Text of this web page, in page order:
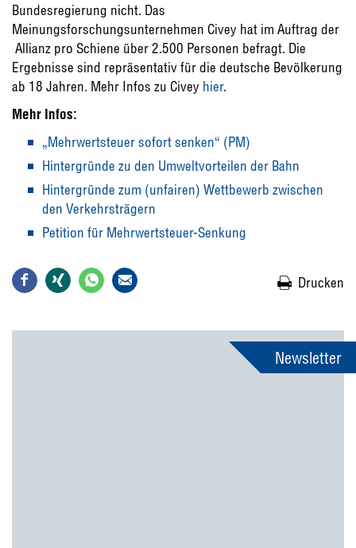
Bundesregierung nicht. Das
Meinungsforschungsunternehmen Civey hat im Auftrag der
Allianz pro Schiene über 2.500 Personen befragt. Die
Ergebnisse sind repräsentativ für die deutsche Bevölkerung
ab 18 Jahren. Mehr Infos zu Civey hier.
Mehr Infos:
„Mehrwertsteuer sofort senken“ (PM)
Hintergründe zu den Umweltvorteilen der Bahn
Hintergründe zum (unfairen) Wettbewerb zwischen
den Verkehrsträgern
Petition für Mehrwertsteuer-Senkung
Drucken
Newsletter